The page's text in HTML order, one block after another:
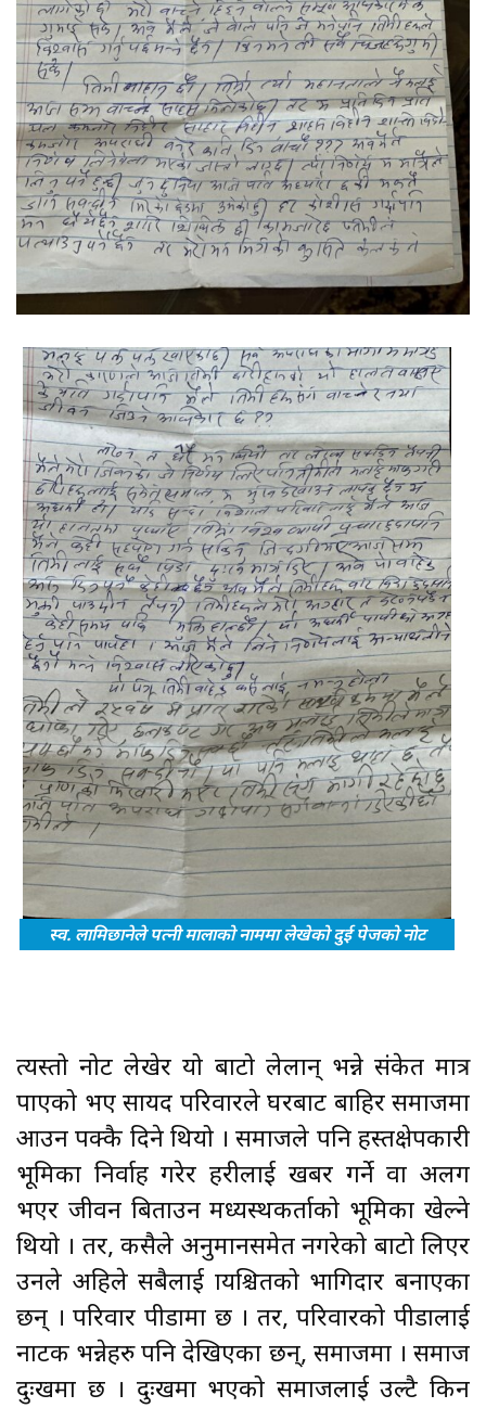
स्व. लामिछानेले पत्नी मालाको नाममा लेखेको दुई पेजको नोट
त्यस्तो नोट लेखेर यो बाटो लेलान् भन्ने संकेत मात्र
पाएको भए सायद परिवारले घरबाट बाहिर समाजमा
आउन पक्कै दिने थियो । समाजले पनि हस्तक्षेपकारी
भूमिका निर्वाह गरेर प्रहरीलाई खबर गर्ने वा अलग
भएर जीवन बिताउन मध्यस्थकर्ताको भूमिका खेल्ने
थियो । तर, कसैले अनुमानसमेत नगरेको बाटो लिएर
उनले अहिले सबैलाई प्रायश्चितको भागिदार बनाएका
छन् । परिवार पीडामा छ । तर, परिवारको पीडालाई
नाटक भन्नेहरु पनि देखिएका छन्, समाजमा । समाज
दुःखमा छ । दुःखमा भएको समाजलाई उल्टै किन